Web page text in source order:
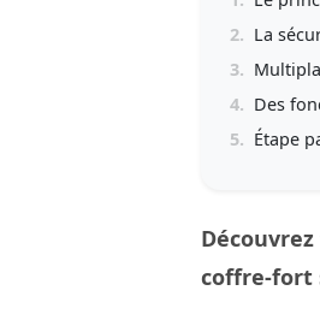
2. La
3.
4. Des
5. Étape
coffre-fort